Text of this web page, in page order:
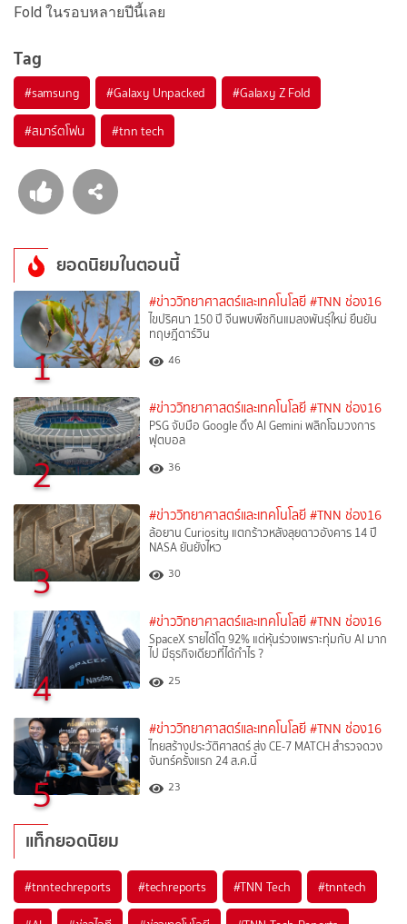
Fold ในรอบหลายปีนี้เลย
Tag
#samsung #Galaxy Unpacked #Galaxy Z Fold
#สมาร์ตโฟน #tnn tech
ยอดนิยมในตอนนี้
1
#ข่าววิทยาศาสตร์และเทคโนโลยี #TNN ช่อง16
ไขปริศนา 150 ปี จีนพบพืชกินแมลงพันธุ์ใหม่ ยืนยัน
ทฤษฎีดาร์วิน
46
2
#ข่าววิทยาศาสตร์และเทคโนโลยี #TNN ช่อง16
PSG จับมือ Google ดึง AI Gemini พลิกโฉมวงการ
ฟุตบอล
36
3
#ข่าววิทยาศาสตร์และเทคโนโลยี #TNN ช่อง16
ล้อยาน Curiosity แตกร้าวหลังลุยดาวอังคาร 14 ปี
NASA ยันยังไหว
30
4
#ข่าววิทยาศาสตร์และเทคโนโลยี #TNN ช่อง16
SpaceX รายได้โต 92% แต่หุ้นร่วงเพราะทุ่มกับ AI มาก
ไป มีธุรกิจเดียวที่ได้กำไร ?
25
5
#ข่าววิทยาศาสตร์และเทคโนโลยี #TNN ช่อง16
ไทยสร้างประวัติศาสตร์ ส่ง CE-7 MATCH สำรวจดวง
จันทร์ครั้งแรก 24 ส.ค.นี้
23
แท็กยอดนิยม
#tnntechreports #techreports #TNN Tech #tnntech